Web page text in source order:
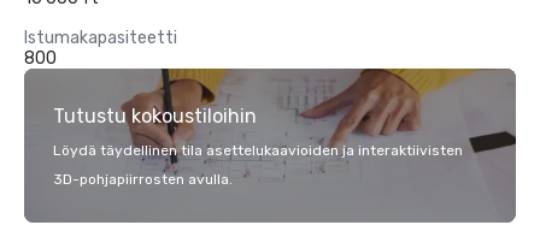
Istumakapasiteetti
800
Tutustu kokoustiloihin
Löydä täydellinen tila asettelukaavioiden ja interaktiivisten
3D-pohjapiirrosten avulla.